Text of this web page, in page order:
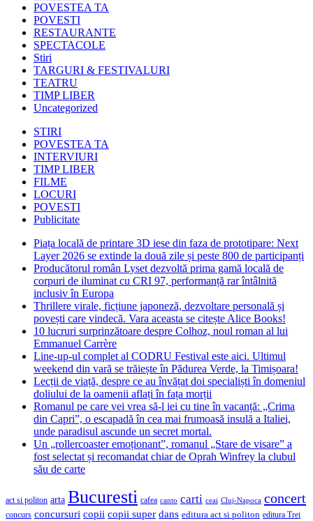
POVESTEA TA
POVESTI
RESTAURANTE
SPECTACOLE
Stiri
TARGURI & FESTIVALURI
TEATRU
TIMP LIBER
Uncategorized
STIRI
POVESTEA TA
INTERVIURI
TIMP LIBER
FILME
LOCURI
POVESTI
Publicitate
Piața locală de printare 3D iese din faza de prototipare: Next
Layer 2026 se extinde la două zile și peste 800 de participanți
Producătorul român Lyset dezvoltă prima gamă locală de
corpuri de iluminat cu CRI 97, performanță rar întâlnită
inclusiv în Europa
Thrillere virale, ficțiune japoneză, dezvoltare personală și
povești care vindecă. Vara aceasta se citește Alice Books!
10 lucruri surprinzătoare despre Colhoz, noul roman al lui
Emmanuel Carrère
Line-up-ul complet al CODRU Festival este aici. Ultimul
weekend din vară se trăiește în Pădurea Verde, la Timișoara!
Lecții de viață, despre ce au învățat doi specialiști în domeniul
doliului de la oamenii aflați în fața morții
Romanul pe care vei vrea să-l iei cu tine în vacanță: „Crima
din Capri”, o escapadă în cea mai frumoasă insulă a Italiei,
unde paradisul ascunde un secret mortal.
Un „rollercoaster emoționant”, romanul „Stare de visare” a
fost selectat și recomandat chiar de Oprah Winfrey la clubul
său de carte
act si politon arta Bucuresti cafea canto carti ceai Cluj-Napoca concert
concurs concursuri copii copii super dans editura act si politon editura Trei